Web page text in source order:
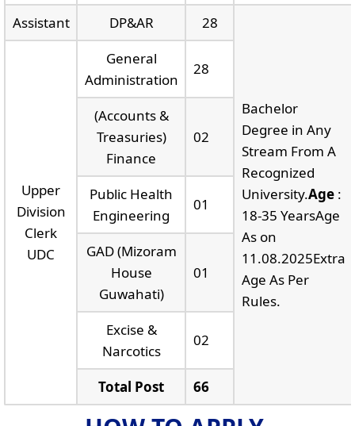
Assistant DP&AR 28
Bachelor
Degree in Any
Stream From A
Recognized
University.Age:
18-35 YearsAge
As on
11.08.2025Extra
Age As Per
Rules.
Upper
Division
Clerk
UDC
General
Administration
28
(Accounts &
Treasuries)
Finance
02
Public Health
Engineering
01
GAD (Mizoram
House
Guwahati)
01
Excise &
Narcotics
02
Total Post 66